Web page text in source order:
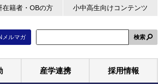
在籍者・OBの方 小中高生向けコンテンツ
メルマガ 検索
産学連携 採用情報